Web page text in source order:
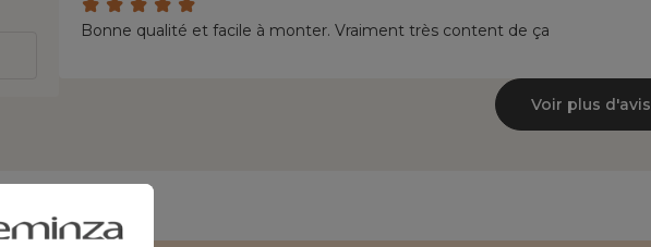
Bonne qualité et facile à monter. Vraiment très content de ça
Voir plus d'avis